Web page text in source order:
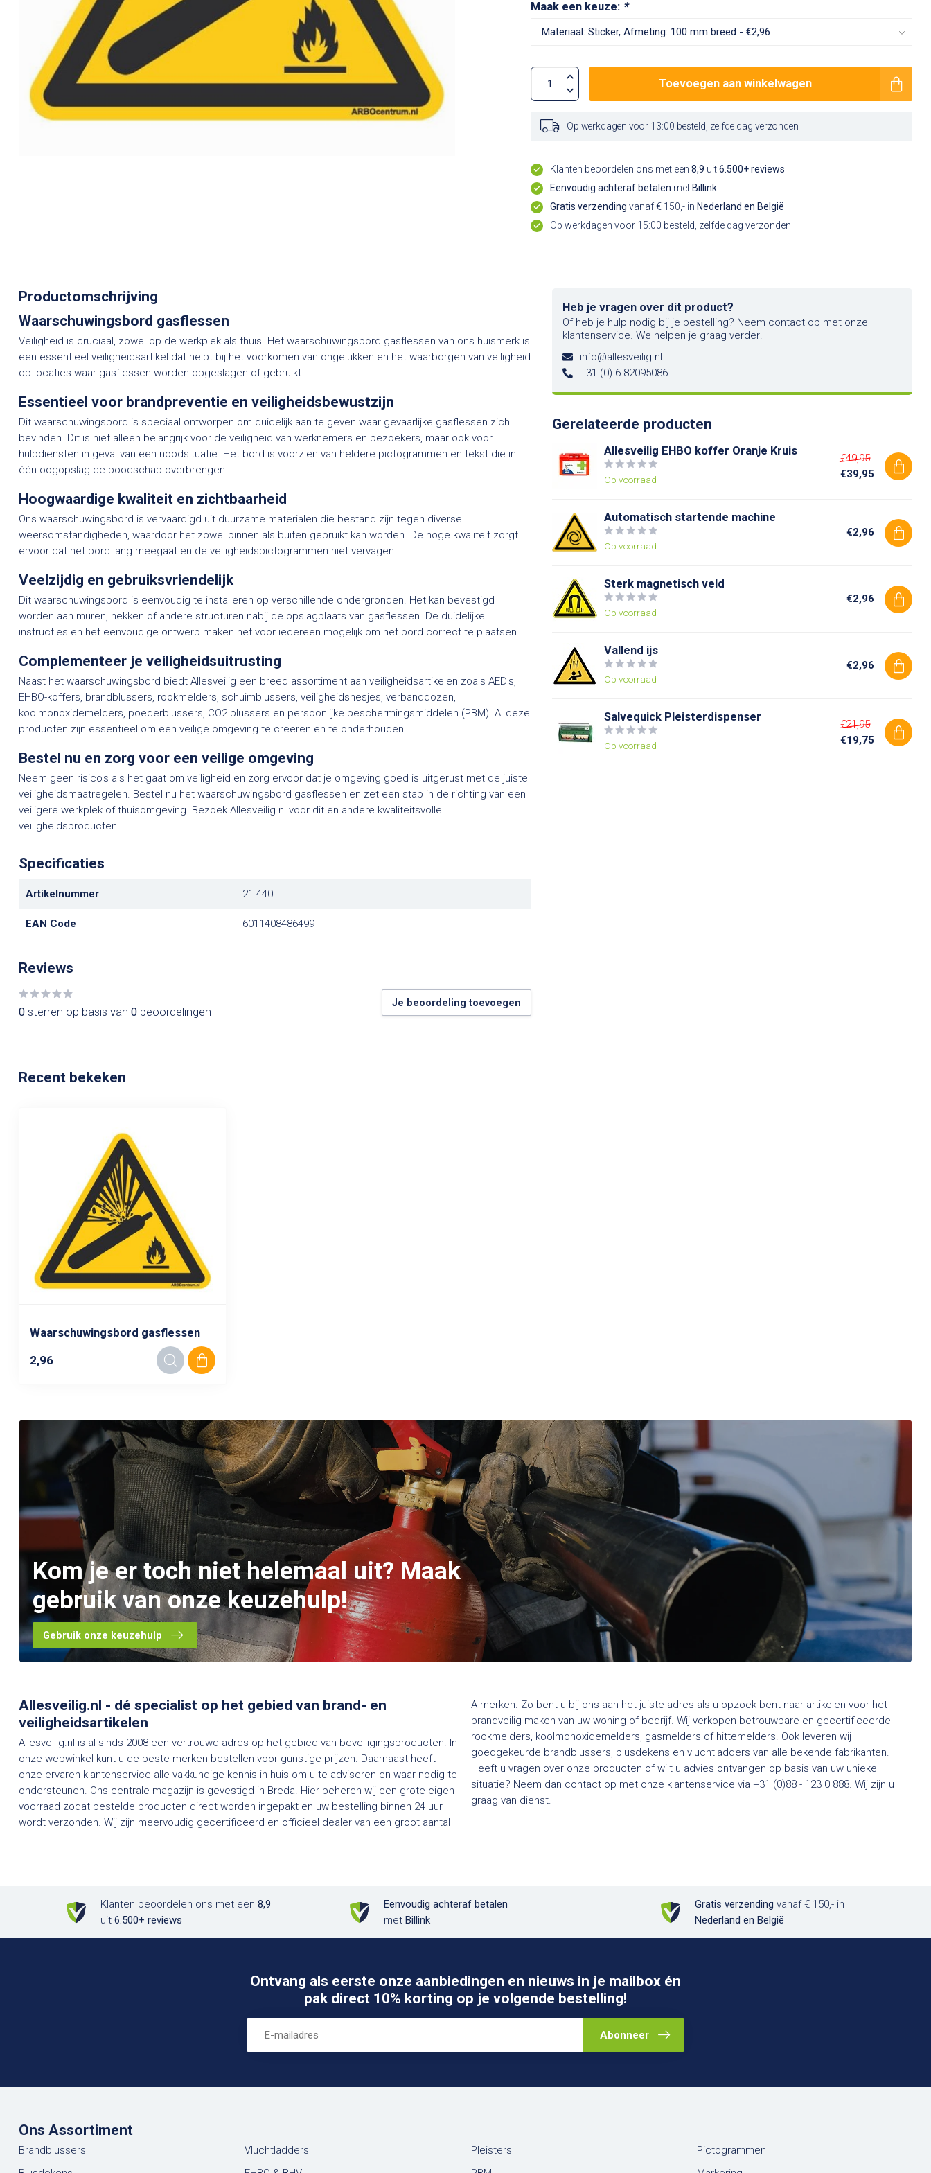
Maak een keuze: *
Toevoegen aan winkelwagen
Op werkdagen voor 13:00 besteld, zelfde dag verzonden
Klanten beoordelen ons met een8,9 uit6.500+ reviews
Eenvoudig achteraf betalen met Billink
Gratis verzending vanaf € 150,- in Nederland en België
Op werkdagen voor 15:00 besteld, zelfde dag verzonden
Productomschrijving
Waarschuwingsbord gasflessen
Veiligheid is cruciaal, zowel op de werkplek als thuis. Het waarschuwingsbord gasflessen van ons huismerk is
een essentieel veiligheidsartikel dat helpt bij het voorkomen van ongelukken en het waarborgen van veiligheid
op locaties waar gasflessen worden opgeslagen of gebruikt.
Essentieel voor brandpreventie en veiligheidsbewustzijn
Dit waarschuwingsbord is speciaal ontworpen om duidelijk aan te geven waar gevaarlijke gasflessen zich
bevinden. Dit is niet alleen belangrijk voor de veiligheid van werknemers en bezoekers, maar ook voor
hulpdiensten in geval van een noodsituatie. Het bord is voorzien van heldere pictogrammen en tekst die in
één oogopslag de boodschap overbrengen.
Hoogwaardige kwaliteit en zichtbaarheid
Ons waarschuwingsbord is vervaardigd uit duurzame materialen die bestand zijn tegen diverse
weersomstandigheden, waardoor het zowel binnen als buiten gebruikt kan worden. De hoge kwaliteit zorgt
ervoor dat het bord lang meegaat en de veiligheidspictogrammen niet vervagen.
Veelzijdig en gebruiksvriendelijk
Dit waarschuwingsbord is eenvoudig te installeren op verschillende ondergronden. Het kan bevestigd
worden aan muren, hekken of andere structuren nabij de opslagplaats van gasflessen. De duidelijke
instructies en het eenvoudige ontwerp maken het voor iedereen mogelijk om het bord correct te plaatsen.
Complementeer je veiligheidsuitrusting
Naast het waarschuwingsbord biedt Allesveilig een breed assortiment aan veiligheidsartikelen zoals AED's,
EHBO-koffers, brandblussers, rookmelders, schuimblussers, veiligheidshesjes, verbanddozen,
koolmonoxidemelders, poederblussers, CO2 blussers en persoonlijke beschermingsmiddelen (PBM). Al deze
producten zijn essentieel om een veilige omgeving te creëren en te onderhouden.
Bestel nu en zorg voor een veilige omgeving
Neem geen risico's als het gaat om veiligheid en zorg ervoor dat je omgeving goed is uitgerust met de juiste
veiligheidsmaatregelen. Bestel nu het waarschuwingsbord gasflessen en zet een stap in de richting van een
veiligere werkplek of thuisomgeving. Bezoek Allesveilig.nl voor dit en andere kwaliteitsvolle
veiligheidsproducten.
Specificaties
Artikelnummer 21.440
EAN Code 6011408486499
Reviews
0 sterren op basis van 0 beoordelingen
Je beoordeling toevoegen
Heb je vragen over dit product?
Of heb je hulp nodig bij je bestelling? Neem contact op met onze
klantenservice. We helpen je graag verder!
info@allesveilig.nl
+31 (0) 6 82095086
Gerelateerde producten
Allesveilig EHBO koffer Oranje Kruis
Op voorraad
€49,95
€39,95
Automatisch startende machine
Op voorraad
€2,96
Sterk magnetisch veld
Op voorraad
€2,96
Vallend ijs
Op voorraad
€2,96
Salvequick Pleisterdispenser
Op voorraad
€21,95
€19,75
Recent bekeken
Waarschuwingsbord gasflessen
2,96
Kom je er toch niet helemaal uit? Maak
gebruik van onze keuzehulp!
Gebruik onze keuzehulp
Allesveilig.nl - dé specialist op het gebied van brand- en
veiligheidsartikelen
Allesveilig.nl is al sinds 2008 een vertrouwd adres op het gebied van beveiligingsproducten. In
onze webwinkel kunt u de beste merken bestellen voor gunstige prijzen. Daarnaast heeft
onze ervaren klantenservice alle vakkundige kennis in huis om u te adviseren en waar nodig te
ondersteunen. Ons centrale magazijn is gevestigd in Breda. Hier beheren wij een grote eigen
voorraad zodat bestelde producten direct worden ingepakt en uw bestelling binnen 24 uur
wordt verzonden. Wij zijn meervoudig gecertificeerd en officieel dealer van een groot aantal
A-merken. Zo bent u bij ons aan het juiste adres als u opzoek bent naar artikelen voor het
brandveilig maken van uw woning of bedrijf. Wij verkopen betrouwbare en gecertificeerde
rookmelders, koolmonoxidemelders, gasmelders of hittemelders. Ook leveren wij
goedgekeurde brandblussers, blusdekens en vluchtladders van alle bekende fabrikanten.
Heeft u vragen over onze producten of wilt u advies ontvangen op basis van uw unieke
situatie? Neem dan contact op met onze klantenservice via +31 (0)88 - 123 0 888. Wij zijn u
graag van dienst.
Klanten beoordelen ons met een8,9
uit6.500+ reviews
Eenvoudig achteraf betalen
met Billink
Gratis verzending vanaf € 150,- in
Nederland en België
Ontvang als eerste onze aanbiedingen en nieuws in je mailbox én
pak direct 10% korting op je volgende bestelling!
Abonneer
Ons Assortiment
Brandblussers
Vluchtladders
Pleisters
Pictogrammen